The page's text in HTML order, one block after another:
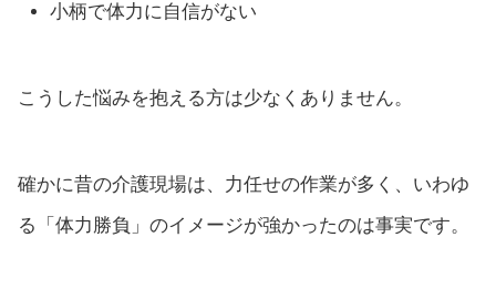
小柄で体力に自信がない
こうした悩みを抱える方は少なくありません。
確かに昔の介護現場は、力任せの作業が多く、いわゆ
る「体力勝負」のイメージが強かったのは事実です。